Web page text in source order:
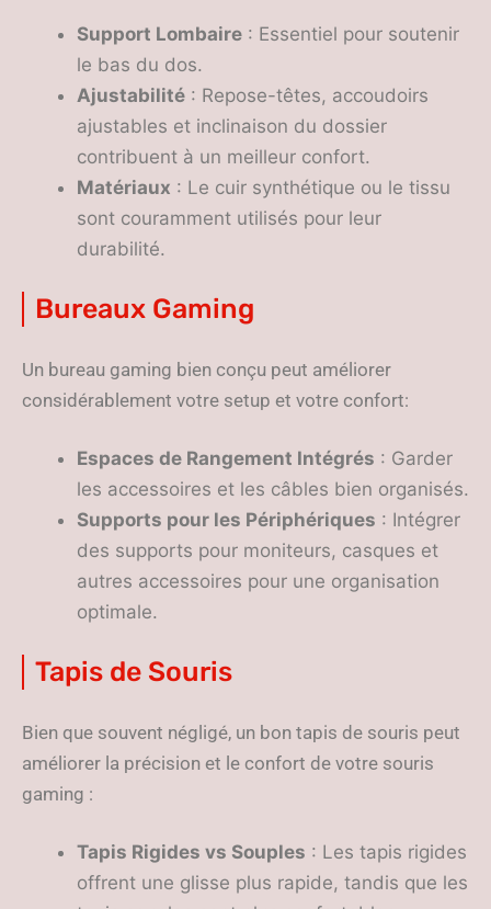
Support Lombaire : Essentiel pour soutenir
le bas du dos.
Ajustabilité : Repose-têtes, accoudoirs
ajustables et inclinaison du dossier
contribuent à un meilleur confort.
Matériaux : Le cuir synthétique ou le tissu
sont couramment utilisés pour leur
durabilité.
Bureaux Gaming
Un bureau gaming bien conçu peut améliorer
considérablement votre setup et votre confort:
Espaces de Rangement Intégrés : Garder
les accessoires et les câbles bien organisés.
Supports pour les Périphériques : Intégrer
des supports pour moniteurs, casques et
autres accessoires pour une organisation
optimale.
Tapis de Souris
Bien que souvent négligé, un bon tapis de souris peut
améliorer la précision et le confort de votre souris
gaming :
Tapis Rigides vs Souples : Les tapis rigides
offrent une glisse plus rapide, tandis que les